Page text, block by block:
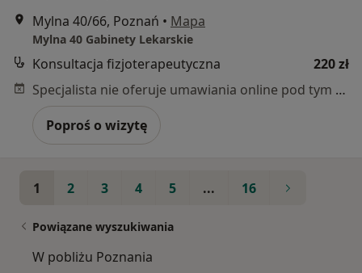
Mylna 40/66, Poznań • Mapa
Mylna 40 Gabinety Lekarskie
Konsultacja fizjoterapeutyczna
220 zł
Specjalista nie oferuje umawiania online pod tym adresem.
Poproś o wizytę
1 2 3 4 5 ... 16
Powiązane wyszukiwania
W pobliżu Poznania